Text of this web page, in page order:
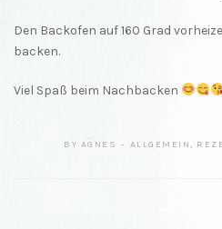
Den Backofen auf 160 Grad
backen.
Viel Spaß beim Nachbacken
BY AGNES ALLGEMEIN ,